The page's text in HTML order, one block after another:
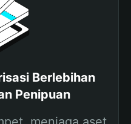
Berlebihan
Penipuan